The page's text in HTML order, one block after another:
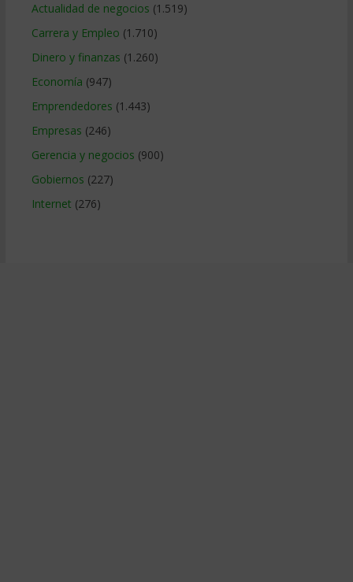
Actualidad de negocios (1.519)
Carrera y Empleo (1.710)
Dinero y finanzas (1.260)
Economía (947)
Emprendedores (1.443)
Empresas (246)
Gerencia y negocios (900)
Gobiernos (227)
Internet (276)